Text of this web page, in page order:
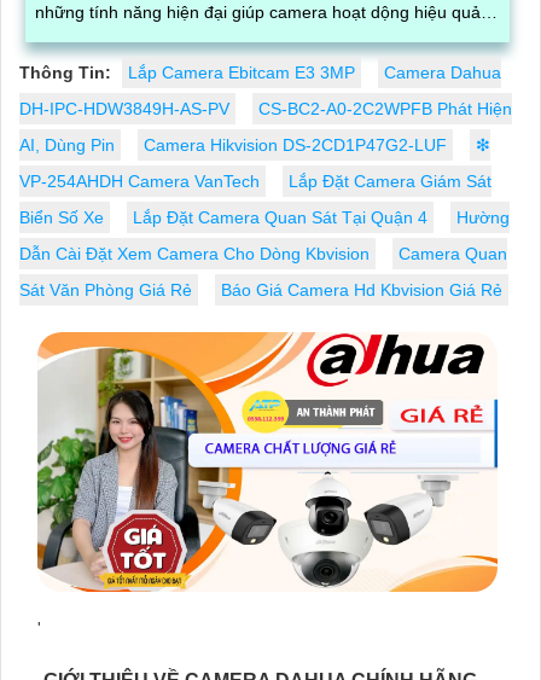
những tính năng hiện đại giúp camera hoạt dộng hiệu quả
Thông Tin:
Lắp Camera Ebitcam E3 3MP
Camera Dahua
DH-IPC-HDW3849H-AS-PV
CS-BC2-A0-2C2WPFB Phát Hiện
AI, Dùng Pin
Camera Hikvision DS-2CD1P47G2-LUF
❇
VP-254AHDH Camera VanTech
Lắp Đặt Camera Giám Sát
Biển Số Xe
Lắp Đặt Camera Quan Sát Tại Quận 4
Hường
Dẫn Cài Đặt Xem Camera Cho Dòng Kbvision
Camera Quan
Sát Văn Phòng Giá Rẻ
Báo Giá Camera Hd Kbvision Giá Rẻ
'